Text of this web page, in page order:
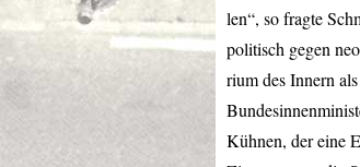
len“, so fragte
politisch gegen
rium des Innern
Kühnen, der eine